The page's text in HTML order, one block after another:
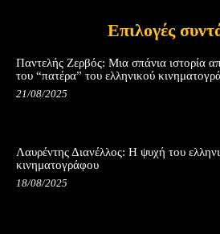
Επιλογές
Παντελής Ζερβός: Μια σπάνια ιστορία
του “πατέρα” του ελληνικού
21/08/2025
Λαυρέντης Διανέλλος: Η ψυχή του
κινηματογράφου
18/08/2025